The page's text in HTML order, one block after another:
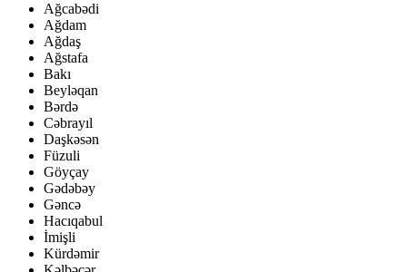
Ağcabədi
Ağdam
Ağdaş
Ağstafa
Bakı
Beyləqan
Bərdə
Cəbrayıl
Daşkəsən
Füzuli
Göyçay
Gədəbəy
Gəncə
Hacıqabul
İmişli
Kürdəmir